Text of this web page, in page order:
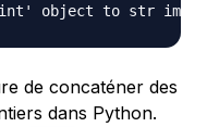
de concaténer des
dans Python.